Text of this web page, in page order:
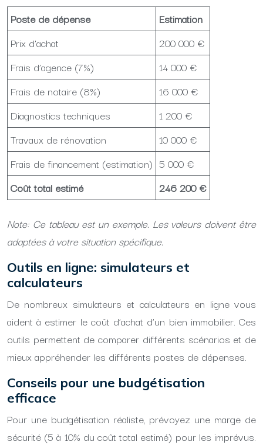
Poste de dépense
Estimation
Prix d’achat
200 000 €
Frais d’agence (7%)
14 000 €
Frais de notaire (8%)
16 000 €
Diagnostics techniques
1 200 €
Travaux de rénovation
10 000 €
Frais de financement (estimation) 5 000 €
Coût total estimé
246 200 €
Note: Ce tableau est un exemple. Les valeurs doivent être
adaptées à votre situation spécifique.
Outils en ligne: simulateurs et
calculateurs
De nombreux simulateurs et calculateurs en ligne vous
aident à estimer le coût d’achat d’un bien immobilier. Ces
outils permettent de comparer différents scénarios et de
mieux appréhender les différents postes de dépenses.
Conseils pour une budgétisation
efficace
Pour une budgétisation réaliste, prévoyez une marge de
sécurité (5 à 10% du coût total estimé) pour les imprévus.